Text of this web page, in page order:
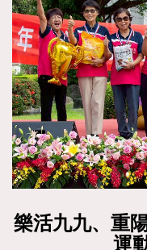
u
s
樂活九九、重
運